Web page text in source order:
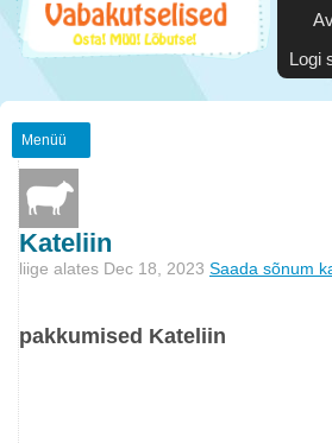
Logi
Menüü
Kateliin
liige alates Dec 18, 2023 Saada sõnum
pakkumised Kateliin